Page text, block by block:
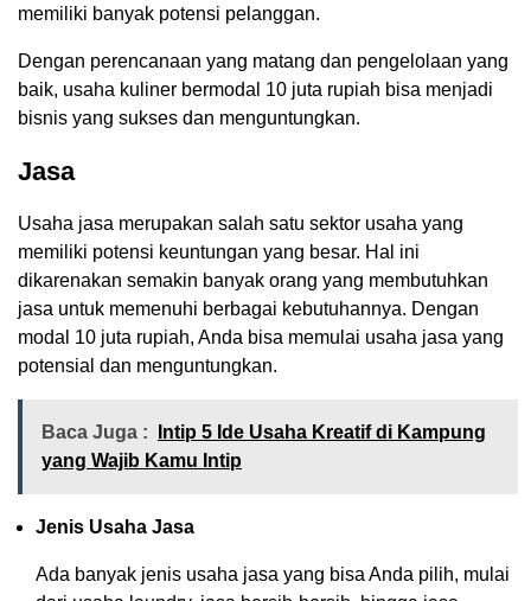
memiliki banyak potensi pelanggan.
Dengan perencanaan yang matang dan pengelolaan yang
baik, usaha kuliner bermodal 10 juta rupiah bisa menjadi
bisnis yang sukses dan menguntungkan.
Jasa
Usaha jasa merupakan salah satu sektor usaha yang
memiliki potensi keuntungan yang besar. Hal ini
dikarenakan semakin banyak orang yang membutuhkan
jasa untuk memenuhi berbagai kebutuhannya. Dengan
modal 10 juta rupiah, Anda bisa memulai usaha jasa yang
potensial dan menguntungkan.
Baca Juga :
Intip 5 Ide Usaha Kreatif di Kampung
yang Wajib Kamu Intip
Jenis Usaha Jasa
Ada banyak jenis usaha jasa yang bisa Anda pilih, mulai